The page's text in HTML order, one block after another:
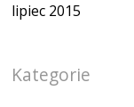
lipiec 2015
Kategorie